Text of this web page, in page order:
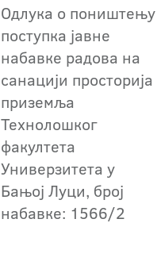
Одлука о поништењу
поступка јавне
набавке радова на
санацији просторија
приземља
Технолошког
факултета
Универзитета у
Бањој Луци, број
набавке: 1566/2